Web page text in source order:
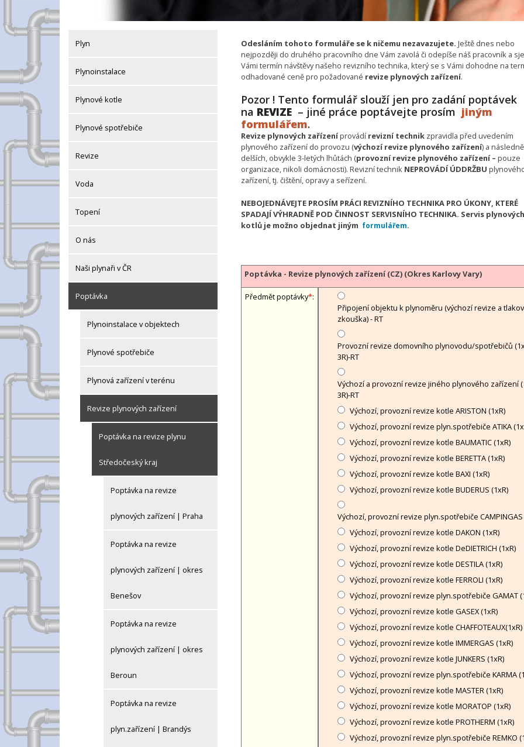
Plyn
Plynoinstalace
Plynové kotle
Plynové spotřebiče
Revize
Voda
Topení
O nás
Naši plynaři v ČR
Poptávka
Plynoinstalace v objektech
Plynové spotřebiče
Plynová zařízení v terénu
Revize plynových zařízení
Poptávka na revize plynu
Středočeský kraj
Poptávka na revize
plynových zařízení | Praha
Poptávka na revize
plynových zařízení | okres
Benešov
Poptávka na revize
plynových zařízení | okres
Beroun
Poptávka na revize
plyn.zařízení | Brandýs
Odesláním tohoto formuláře se k ničemu nezavazujete. Ještě dnes nebo
nejpozději do druhého pracovního dne Vám zavolá či odepíše náš pracovník a
Vámi termín návštěvy našeho revizního technika, který se s Vámi dohodne na
odhadované ceně pro požadované revize plynových zařízení.
Pozor ! Tento formulář slouží jen pro zadání poptávek
na REVIZE – jiné práce poptávejte prosím jiným
formulářem.
Revize plynových zařízeníprovádí revizní technik zpravidla před uvedením
plynového zařízení do provozu (výchozí revize plynového zařízení) a
delších, obvykle 3-letých lhůtách (provozní revize plynového zařízení – pouze
organizace, nikoli domácnosti). Revizní technik NEPROVÁDÍ ÚDDRŽBU
zařízení, tj. čištění, opravy a seřízení.
NEBOJEDNÁVEJTE PROSÍM PRÁCI REVIZNÍHO TECHNIKA PRO ÚKONY, KTERÉ
SPADAJÍ VÝHRADNĚ POD ČINNOST SERVISNÍHO TECHNIKA. Servis plynových
kotlů je možno objednat jiným formulářem.
Poptávka - Revize plynových zařízení (CZ) (Okres Karlovy Vary)
Předmět poptávky*:
Připojení objektu k plynoměru (výchozí revize a
zkouška) - RT
Provozní revize domovního plynovodu/spotřebičů
3R)-RT
Výchozí a provozní revize jiného plynového zařízení
3R)-RT
Výchozí, provozní revize kotle ARISTON (1xR)
Výchozí, provozní revize plyn.spotřebiče ATIKA
Výchozí, provozní revize kotle BAUMATIC (1xR)
Výchozí, provozní revize kotle BERETTA (1xR)
Výchozí, provozní revize kotle BAXI (1xR)
Výchozí, provozní revize kotle BUDERUS (1xR)
Výchozí, provozní revize plyn.spotřebiče CAMPINGAS
Výchozí, provozní revize kotle DAKON (1xR)
Výchozí, provozní revize kotle DeDIETRICH (1xR)
Výchozí, provozní revize kotle DESTILA (1xR)
Výchozí, provozní revize kotle FERROLI (1xR)
Výchozí, provozní revize plyn.spotřebiče GAMAT
Výchozí, provozní revize kotle GASEX (1xR)
Výchozí, provozní revize kotle CHAFFOTEAUX(1xR)
Výchozí, provozní revize kotle IMMERGAS (1xR)
Výchozí, provozní revize kotle JUNKERS (1xR)
Výchozí, provozní revize plyn.spotřebiče KARMA
Výchozí, provozní revize kotle MASTER (1xR)
Výchozí, provozní revize kotle MORATOP (1xR)
Výchozí, provozní revize kotle PROTHERM (1xR)
Výchozí, provozní revize plyn.spotřebiče REMKO